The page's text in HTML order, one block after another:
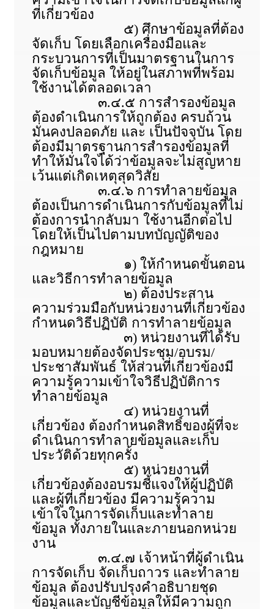
ที่เกี่ยวข้อง
๕) ศึกษาข้อมูลที่ต้อง
จัดเก็บ โดยเลือกเครื่องมือและ
กระบวนการที่เป็นมาตรฐานในการ
จัดเก็บข้อมูล ให้อยู่ในสภาพที่พร้อม
ใช้งานได้ตลอดเวลา
๓.๔.๕ การสำรองข้อมูล
ต้องดำเนินการให้ถูกต้อง ครบถ้วน
มั่นคงปลอดภัย และ เป็นปัจจุบัน โดย
ต้องมีมาตรฐานการสำรองข้อมูลที่
ทำให้มั่นใจได้ว่าข้อมูลจะไม่สูญหาย
เว้นแต่เกิดเหตุสุดวิสัย
๓.๔.๖ การทำลายข้อมูล
ต้องเป็นการดำเนินการกับข้อมูลที่ไม่
ต้องการนำกลับมา ใช้งานอีกต่อไป
โดยให้เป็นไปตามบทบัญญัติของ
กฎหมาย
๑) ให้กำหนดขั้นตอน
และวิธีการทำลายข้อมูล
๒) ต้องประสาน
ความร่วมมือกับหน่วยงานที่เกี่ยวข้อง
กำหนดวิธีปฏิบัติ การทำลายข้อมูล
๓) หน่วยงานที่ได้รับ
มอบหมายต้องจัดประชุม/อบรม/
ประชาสัมพันธ์ ให้ส่วนที่เกี่ยวข้องมี
ความรู้ความเข้าใจวิธีปฏิบัติการ
ทำลายข้อมูล
๔) หน่วยงานที่
เกี่ยวข้อง ต้องกำหนดสิทธิ์ของผู้ที่จะ
ดำเนินการทำลายข้อมูลและเก็บ
ประวัติด้วยทุกครั้ง
๕) หน่วยงานที่
เกี่ยวข้องต้องอบรมชี้แจงให้ผู้ปฏิบัติ
และผู้ที่เกี่ยวข้อง มีความรู้ความ
เข้าใจในการจัดเก็บและทำลาย
ข้อมูล ทั้งภายในและภายนอกหน่วย
งาน
๓.๔.๗ เจ้าหน้าที่ผู้ดำเนิน
การจัดเก็บ จัดเก็บถาวร และทำลาย
ข้อมูล ต้องปรับปรุงคำอธิบายชุด
ข้อมูลและบัญชีข้อมูลให้มีความถูก